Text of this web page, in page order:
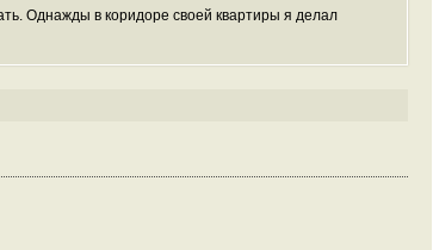
Однажды в коридоре своей квартиры я делал